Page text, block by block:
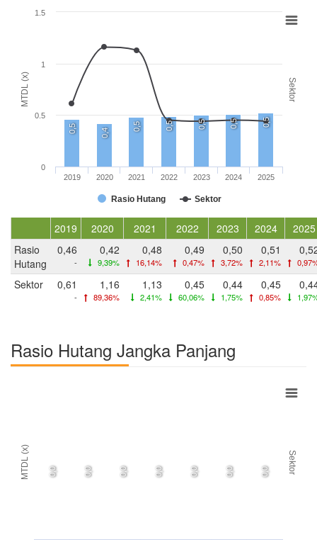
MTDL (x) Sektor
0,5 0,4
0,5 0,5 0,5 0,5 0,5
Rasio Hutang Sektor
2019 2020 2021 2022 2023 2024 2025
0
0.5
1
1.5
2019 2020 2021 2022 2023 2024
2025
Rasio
Hutang
0,46
-
0,42
9,39%
0,48
16,14%
0,49
0,47%
0,50
3,72%
0,51
2,11%
Sektor 0,61
-
1,16
89,36%
1,13
2,41%
0,45
60,06%
0,44
1,75%
0,45
0,85%
Rasio Hutang Jangka Panjang
MTDL (x) Sektor
0,0 0,0 0,0 0,0 0,0 0,0 0,0